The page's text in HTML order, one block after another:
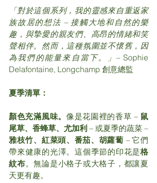
「對於這個系列，我的靈感來自重返家
族故居的想法 – 接觸大地和自然的樂
趣，與摯愛的親友們、高昂的情緒和笑
聲相伴。然而，這種氛圍並不懷舊，因
為我們的能量來自當下。」 – Sophie
Delafontaine, Longchamp 創意總監
夏季清單：
顏色充滿風味。 像是花園裡的香草 – 鼠
尾草、香蜂草、尤加利
雅枝竹、紅菜頭、番茄、胡蘿蔔 – 它們
帶來健康的光澤。這個季節的印花是格
紋布。無論是小格子或大格子，都讓夏
天更有趣。